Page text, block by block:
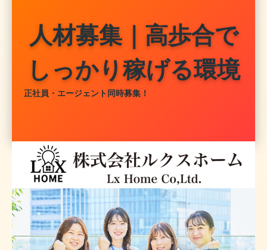
人材募集｜高歩合で
しっかり稼げる環境
正社員・エージェント同時募集！